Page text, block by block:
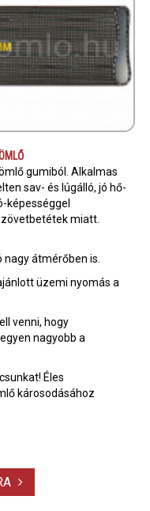
gumiból. Alkalmas
sav- és lúgálló, jó hő-
képességgel
miatt.
nagy átmérőben is.
üzemi nyomás a
venni, hogy
nagyobb a
Éles
károsodásához